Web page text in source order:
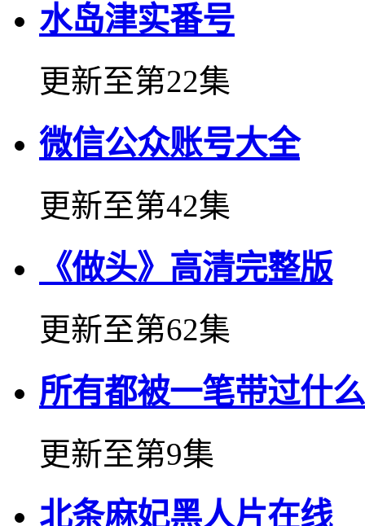
水岛津实番号
更新至第22集
微信公众账号大全
更新至第42集
《做头》高清完整版
更新至第62集
所有都被一笔带过什
更新至第9集
北条麻妃黑人片在线